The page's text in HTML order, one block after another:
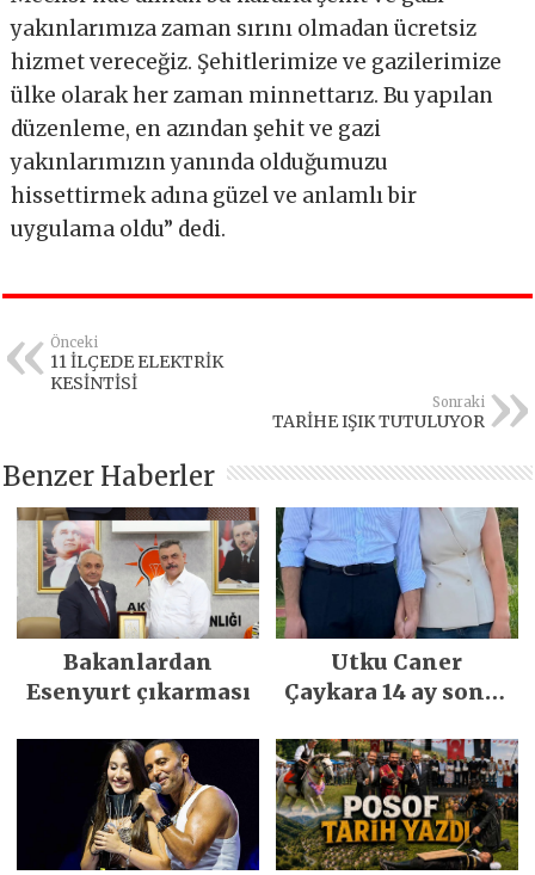
yakınlarımıza zaman sırını olmadan ücretsiz
hizmet vereceğiz. Şehitlerimize ve gazilerimize
ülke olarak her zaman minnettarız. Bu yapılan
düzenleme, en azından şehit ve gazi
yakınlarımızın yanında olduğumuzu
hissettirmek adına güzel ve anlamlı bir
uygulama oldu” dedi.
Önceki
11 İLÇEDE ELEKTRİK
KESİNTİSİ
Sonraki
TARİHE IŞIK TUTULUYOR
Benzer Haberler
Bakanlardan
Esenyurt çıkarması
Utku Caner
Çaykara 14 ay sonra
kavuştu